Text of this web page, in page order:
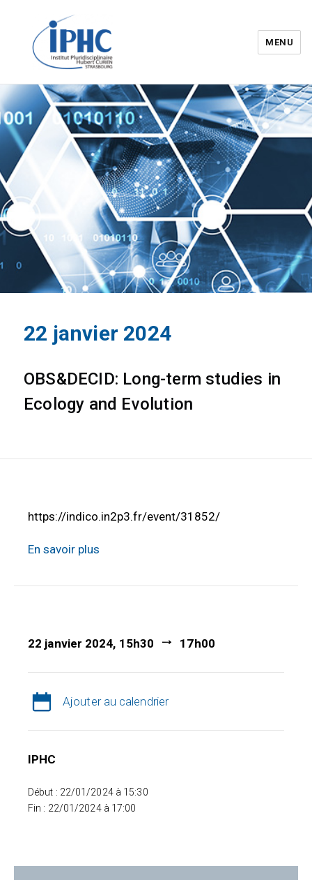
Institut pluridisciplinaire Hubert
Curien – IPHC
MENU
22 janvier 2024
OBS&DECID: Long-term studies in
Ecology and Evolution
https://indico.in2p3.fr/event/31852/
En savoir plus
22 janvier 2024, 15h30 17h00
Ajouter au calendrier
IPHC
Début : 22/01/2024 à 15:30
Fin : 22/01/2024 à 17:00